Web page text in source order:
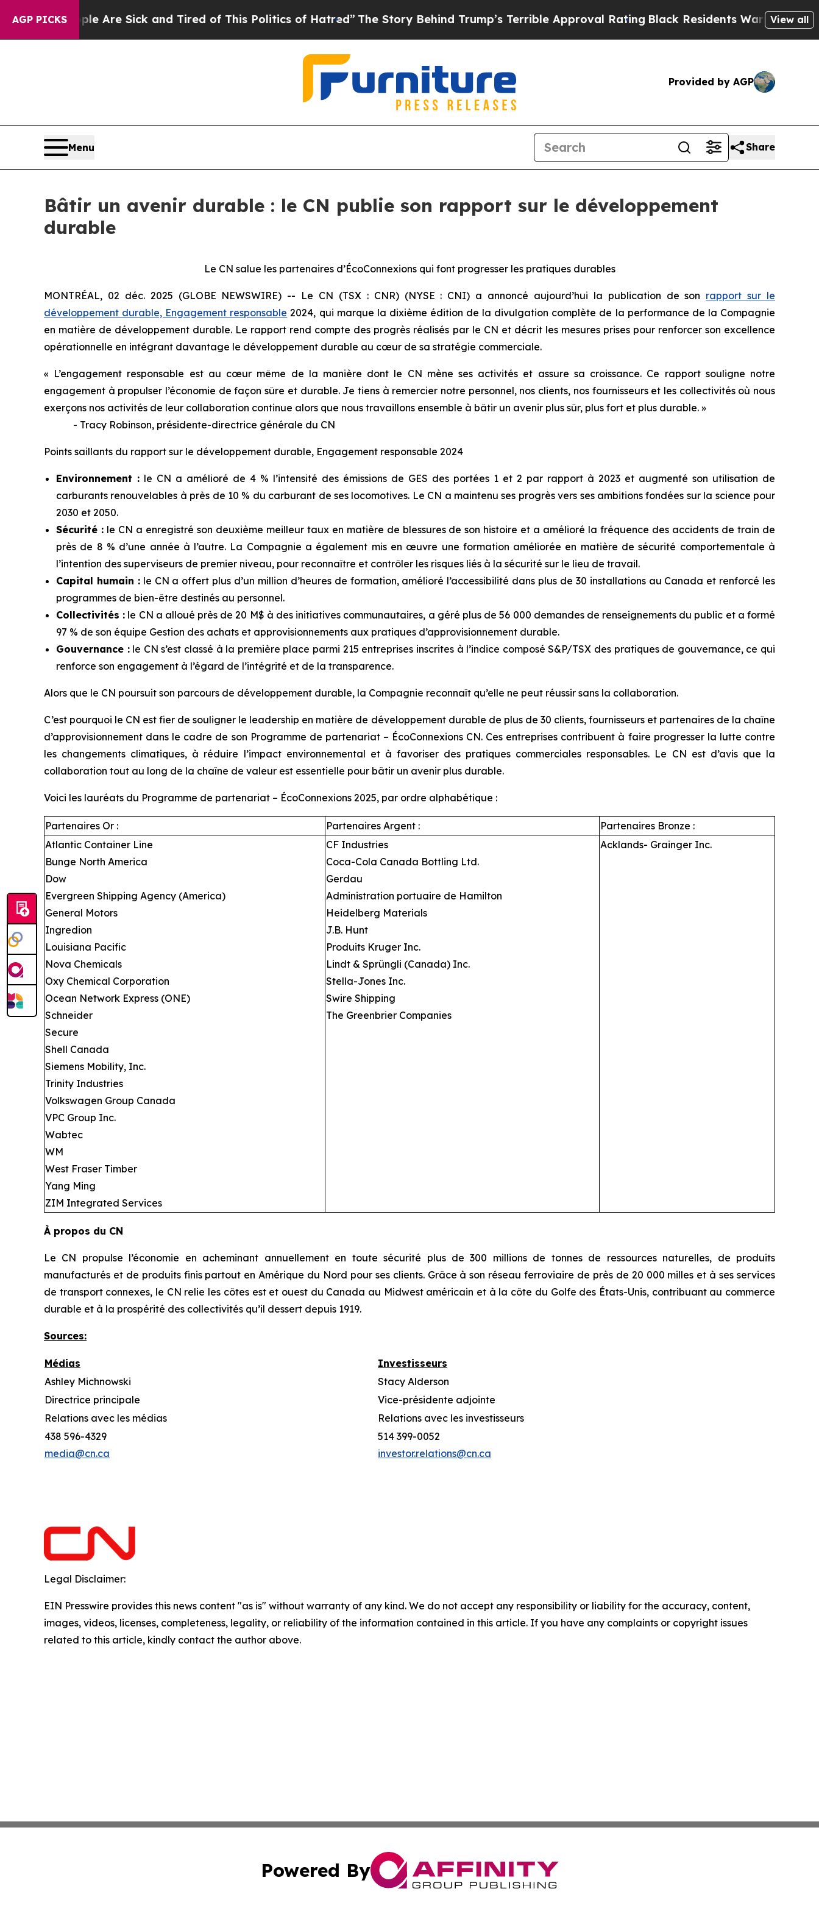
AGP PICKSAre Sick and Tired of This Politics of Hatred”The Story Behind Trump’s Terrible Approval RatingBlack Residents Warned of Abusive
View all
Provided by AGP
Menu Share
Bâtir un avenir durable : le CN publie son rapport sur le développement
durable
Le CN salue les partenaires d’ÉcoConnexions qui font progresser les pratiques durables
MONTRÉAL, 02 déc. 2025 (GLOBE NEWSWIRE) -- Le CN (TSX : CNR) (NYSE : CNI) a annoncé aujourd’hui la publication de son rapport sur le
développement durable, Engagement responsable 2024, qui marque la dixième édition de la divulgation complète de la performance de la Compagnie
en matière de développement durable. Le rapport rend compte des progrès réalisés par le CN et décrit les mesures prises pour renforcer son excellence
opérationnelle en intégrant davantage le développement durable au cœur de sa stratégie commerciale.
« L’engagement responsable est au cœur même de la manière dont le CN mène ses activités et assure sa croissance. Ce rapport souligne notre
engagement à propulser l’économie de façon sûre et durable. Je tiens à remercier notre personnel, nos clients, nos fournisseurs et les collectivités où nous
exerçons nos activités de leur collaboration continue alors que nous travaillons ensemble à bâtir un avenir plus sûr, plus fort et plus durable. »
- Tracy Robinson, présidente-directrice générale du CN
Points saillants du rapport sur le développement durable, Engagement responsable 2024
Environnement : le CN a amélioré de 4 % l’intensité des émissions de GES des portées 1 et 2 par rapport à 2023 et augmenté son utilisation de
carburants renouvelables à près de 10 % du carburant de ses locomotives. Le CN a maintenu ses progrès vers ses ambitions fondées sur la science pour
2030 et 2050.
Sécurité :le CN a enregistré son deuxième meilleur taux en matière de blessures de son histoire et a amélioré la fréquence des accidents de train de
près de 8 % d’une année à l’autre. La Compagnie a également mis en œuvre une formation améliorée en matière de sécurité comportementale à
l’intention des superviseurs de premier niveau, pour reconnaître et contrôler les risques liés à la sécurité sur le lieu de travail.
Capital humain :le CN a offert plus d’un million d’heures de formation, amélioré l’accessibilité dans plus de 30 installations au Canada et renforcé les
programmes de bien-être destinés au personnel.
Collectivités : le CN a alloué près de 20 M$ à des initiatives communautaires, a géré plus de 56 000 demandes de renseignements du public et a formé
97 % de son équipe Gestion des achats et approvisionnements aux pratiques d’approvisionnement durable.
Gouvernance :le CN s’est classé à la première place parmi 215 entreprises inscrites à l’indice composé S&P/TSX des pratiques de gouvernance, ce qui
renforce son engagement à l’égard de l’intégrité et de la transparence.
Alors que le CN poursuit son parcours de développement durable, la Compagnie reconnaît qu’elle ne peut réussir sans la collaboration.
C’est pourquoi le CN est fier de souligner le leadership en matière de développement durable de plus de 30 clients, fournisseurs et partenaires de la chaîne
d’approvisionnement dans le cadre de son Programme de partenariat – ÉcoConnexions CN. Ces entreprises contribuent à faire progresser la lutte contre
les changements climatiques, à réduire l’impact environnemental et à favoriser des pratiques commerciales responsables. Le CN est d’avis que la
collaboration tout au long de la chaîne de valeur est essentielle pour bâtir un avenir plus durable.
Voici les lauréats du Programme de partenariat – ÉcoConnexions 2025, par ordre alphabétique :
Partenaires Or : Partenaires Argent :
Partenaires Bronze :
Atlantic Container Line
Bunge North America
Dow
Evergreen Shipping Agency (America)
General Motors
Ingredion
Louisiana Pacific
Nova Chemicals
Oxy Chemical Corporation
Ocean Network Express (ONE)
Schneider
Secure
Shell Canada
Siemens Mobility, Inc.
Trinity Industries
Volkswagen Group Canada
VPC Group Inc.
Wabtec
WM
West Fraser Timber
Yang Ming
ZIM Integrated Services
CF Industries
Coca-Cola Canada Bottling Ltd.
Gerdau
Administration portuaire de Hamilton
Heidelberg Materials
J.B. Hunt
Produits Kruger Inc.
Lindt & Sprüngli (Canada) Inc.
Stella-Jones Inc.
Swire Shipping
The Greenbrier Companies
Acklands- Grainger Inc.
À propos du CN
Le CN propulse l’économie en acheminant annuellement en toute sécurité plus de 300 millions de tonnes de ressources naturelles, de produits
manufacturés et de produits finis partout en Amérique du Nord pour ses clients. Grâce à son réseau ferroviaire de près de 20 000 milles et à ses services
de transport connexes, le CN relie les côtes est et ouest du Canada au Midwest américain et à la côte du Golfe des États-Unis, contribuant au commerce
durable et à la prospérité des collectivités qu’il dessert depuis 1919.
Sources:
Médias
Investisseurs
Ashley Michnowski
Stacy Alderson
Directrice principale
Vice-présidente adjointe
Relations avec les médias
Relations avec les investisseurs
438 596-4329
media@cn.ca
514 399-0052
investor.relations@cn.ca
Legal Disclaimer:
EIN Presswire provides this news content "as is" without warranty of any kind. We do not accept any responsibility or liability for the accuracy, content,
images, videos, licenses, completeness, legality, or reliability of the information contained in this article. If you have any complaints or copyright issues
related to this article, kindly contact the author above.
Powered By